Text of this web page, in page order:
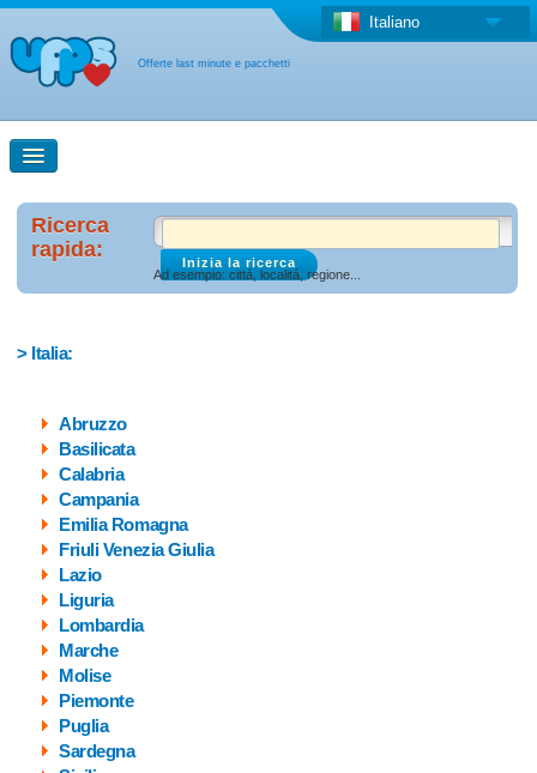
Offerte last minute e pacchetti
Italiano
Ricerca rapida
Ricerca con la mappa
Offerta last minute + Offerta forfettaria
Altro paese
Ricerca
rapida:
Ad esempio: cittá, localitá, regione...
> Italia:
Abruzzo
Basilicata
Calabria
Campania
Emilia Romagna
Friuli Venezia Giulia
Lazio
Liguria
Lombardia
Marche
Molise
Piemonte
Puglia
Sardegna